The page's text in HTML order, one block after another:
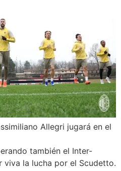
Allegri jugará en el
también el Inter-
viva la lucha por el Scudetto.